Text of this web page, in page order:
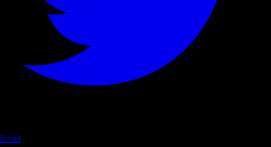
Email